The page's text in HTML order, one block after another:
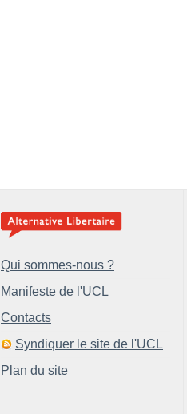
Qui sommes-nous ?
Manifeste de l'UCL
Contacts
Syndiquer le site de l'UCL
Plan du site